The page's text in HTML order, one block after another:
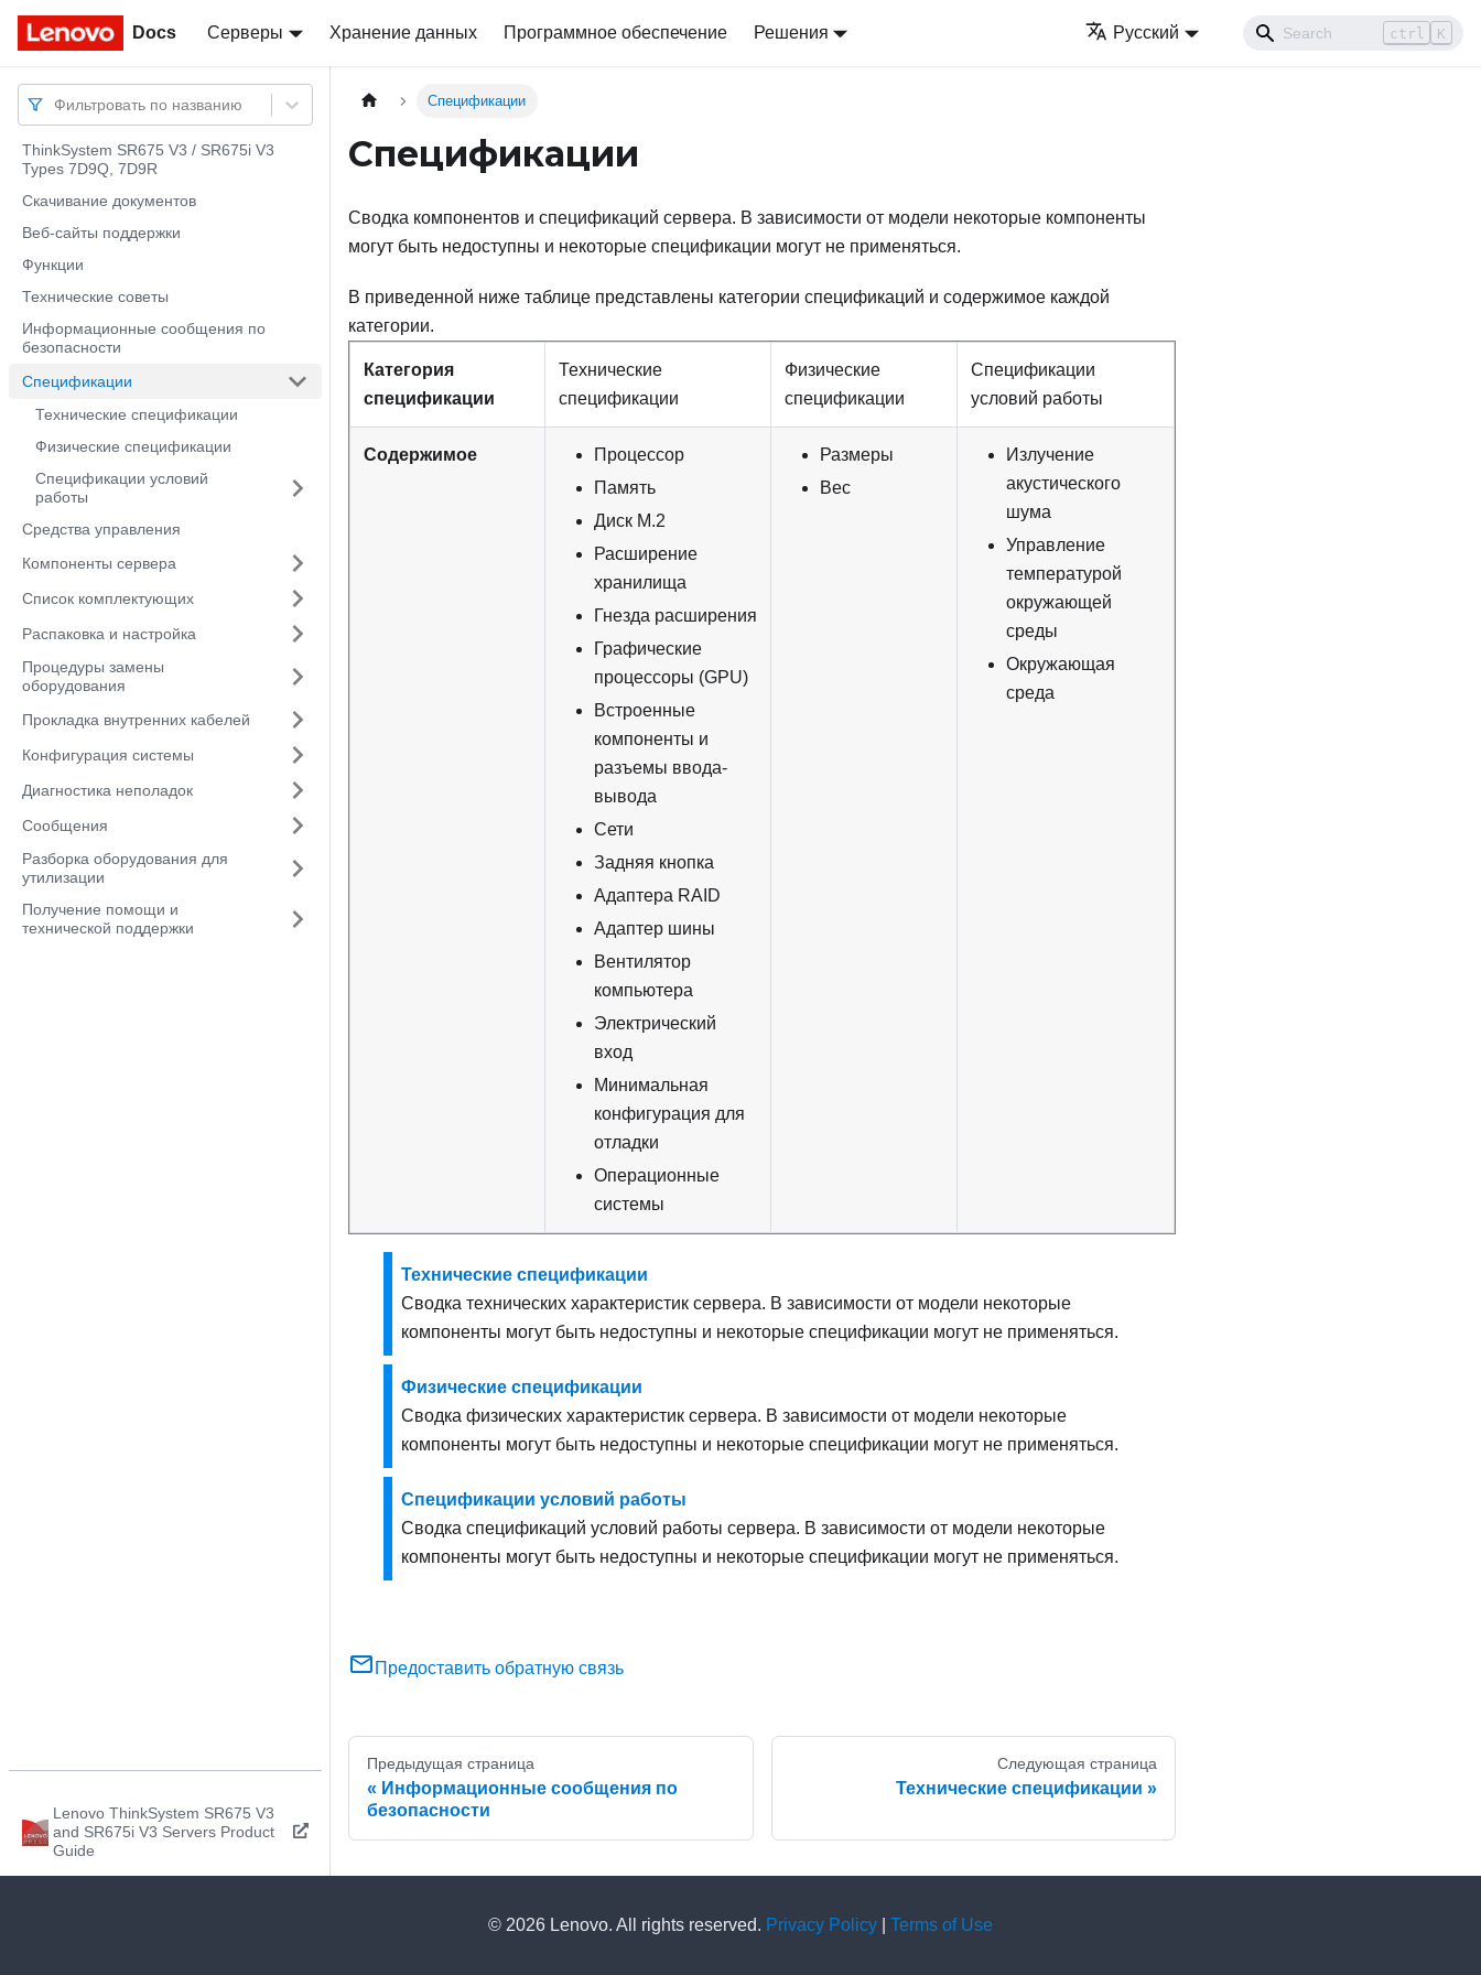
Docs Серверы Хранение данных Программное обеспечение Решения Русский ctrl K
Docs
Фильтровать по названию
ThinkSystem SR675 V3 / SR675i V3
Types 7D9Q, 7D9R
Скачивание документов
Веб-сайты поддержки
Функции
Технические советы
Информационные сообщения по
безопасности
Спецификации
Технические спецификации
Физические спецификации
Спецификации условий
работы
Средства управления
Компоненты сервера
Список комплектующих
Распаковка и настройка
Процедуры замены
оборудования
Прокладка внутренних кабелей
Конфигурация системы
Диагностика неполадок
Сообщения
Разборка оборудования для
утилизации
Получение помощи и
технической поддержки
Lenovo ThinkSystem SR675 V3
and SR675i V3 Servers Product
Guide
Спецификации
Спецификации
Сводка компонентов и спецификаций сервера. В зависимости от модели некоторые компоненты
могут быть недоступны и некоторые спецификации могут не применяться.
В приведенной ниже таблице представлены категории спецификаций и содержимое каждой
категории.
Категория
спецификации
Технические
спецификации
Физические
спецификации
Спецификации
условий работы
Содержимое
Процессор
Память
Диск M.2
Расширение
хранилища
Гнезда расширения
Графические
процессоры (GPU)
Встроенные
компоненты и
разъемы ввода-
вывода
Сети
Задняя кнопка
Адаптера RAID
Адаптер шины
Вентилятор
компьютера
Электрический
вход
Минимальная
конфигурация для
отладки
Операционные
системы
Размеры
Вес
Излучение
акустического
шума
Управление
температурой
окружающей
среды
Окружающая
среда
Технические спецификации
Сводка технических характеристик сервера. В зависимости от модели некоторые
компоненты могут быть недоступны и некоторые спецификации могут не применяться.
Физические спецификации
Сводка физических характеристик сервера. В зависимости от модели некоторые
компоненты могут быть недоступны и некоторые спецификации могут не применяться.
Спецификации условий работы
Сводка спецификаций условий работы сервера. В зависимости от модели некоторые
компоненты могут быть недоступны и некоторые спецификации могут не применяться.
Предоставить обратную связь
Предыдущая страница
Информационные сообщения по
безопасности
Следующая страница
Технические спецификации
© 2026 Lenovo. All rights reserved. Privacy Policy Terms of Use